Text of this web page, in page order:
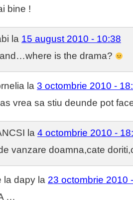
bine !
la 15 august 2010 - 10:38
is the drama?
la 3 octombrie 2010 -
vrea sa stiu deunde pot
la 4 octombrie 2010 -
vanzare doamna,cate
la dapy la 23 octombrie 2010
…